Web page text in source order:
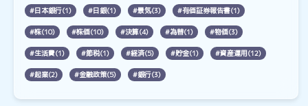
日本銀行(1) 日銀(1) 景気(3) 有価証券報告書(1)
株(10) 株価(10) 決算(4) 為替(1) 物価(3)
生活費(1) 節税(1) 経済(5) 貯金(1) 資産運用(12)
起業(2) 金融政策(5) 銀行(3)